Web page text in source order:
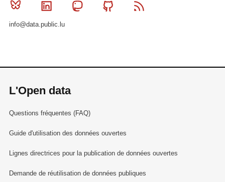
Bluesky Linkedin MastodonGithub
info@data.public.lu
L'Open data
Questions fréquentes (FAQ)
Guide d'utilisation des données ouvertes
Lignes directrices pour la publication de données ouvertes
Demande de réutilisation de données publiques